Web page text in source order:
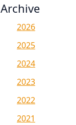
Archive
2026
2025
2024
2023
2022
2021